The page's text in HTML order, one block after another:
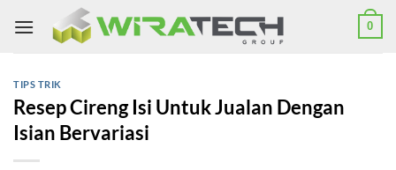
0
TIPS TRIK
Resep Cireng Isi Untuk Jualan Dengan
Isian Bervariasi